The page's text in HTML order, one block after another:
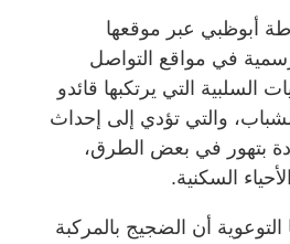
أبوظبي عبر موقعها
في مواقع التواصل
السلبية التي يرتكبها قائدو
والتي تؤدي إلى إحداث
بتهور في بعض الطرق،
السكنية.
أن الضجيج بالمركبة